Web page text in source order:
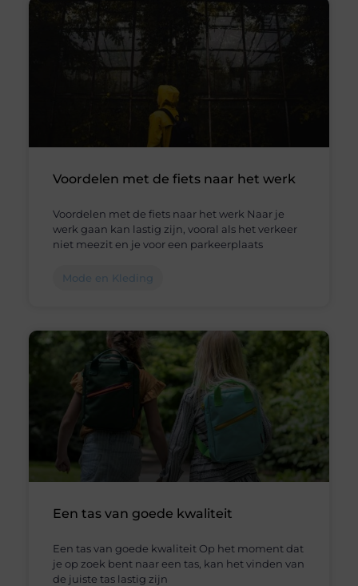
Voordelen met de fiets naar het werk
Voordelen met de fiets naar het werk Naar je
werk gaan kan lastig zijn, vooral als het verkeer
niet meezit en je voor een parkeerplaats
Mode en Kleding
Een tas van goede kwaliteit
Een tas van goede kwaliteit Op het moment dat
je op zoek bent naar een tas, kan het vinden van
de juiste tas lastig zijn